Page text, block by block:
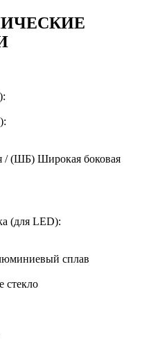
(ШБ) Широкая боковая
(для LED):
сплав
стекло